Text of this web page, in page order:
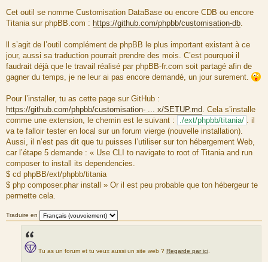
e
u
m
s
s
a
g
Cet outil se nomme Customisation DataBase ou encore CDB ou encore
Titania sur phpBB.com : https://github.com/phpbb/customisation-db
ll s’agit de l’outil complément de phpBB le plus important existant à ce
jour, aussi sa traduction pourrait prendre des mois. C’est pourquoi il
faudrait déjà que le travail réalisé par phpBB-fr.com soit partagé afin de
gagner du temps, je ne leur ai pas encore demandé, un jour surement.
Pour l’installer, tu as cette page sur GitHub :
https://github.com/phpbb/customisation- ... x/SETUP.md . Cela s’installe
comme une extension, le chemin est le suivant :
./ext/phpbb/titania/
. il
va te falloir tester en local sur un forum vierge (nouvelle installation).
Aussi, il n’est pas dit que tu puisses l’utiliser sur ton hébergement Web,
car l’étape 5 demande : « Use CLI to navigate to root of Titania and run
composer to install its dependencies.
$ cd phpBB/ext/phpbb/titania
$ php composer.phar install » Or il est peu probable que ton hébergeur te
permette cela.
Traduire en
Tu as un forum et tu veux aussi un site web ? Regarde par ici.